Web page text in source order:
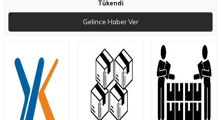
Tükendi
Gelince Haber Ver